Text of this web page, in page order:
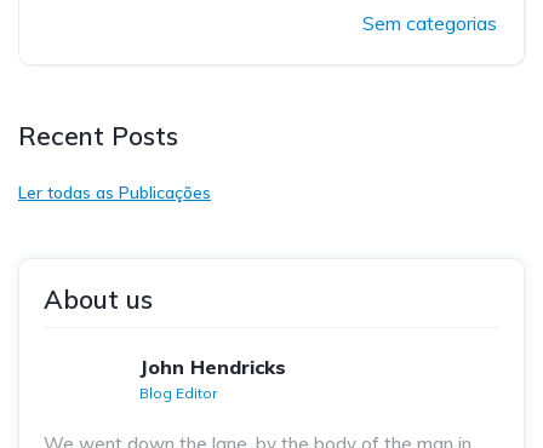
Sem categorias
Recent Posts
Ler todas as Publicações
About us
John Hendricks
Blog Editor